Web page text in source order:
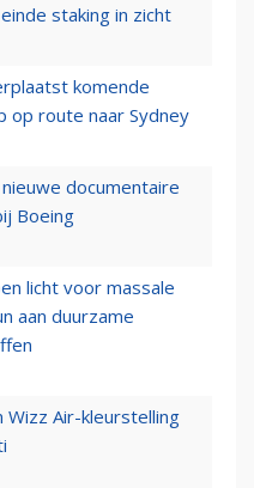
staking in zicht
komende
op route naar Sydney
documentaire
Boeing
licht voor massale
aan duurzame
Wizz Air-kleurstelling